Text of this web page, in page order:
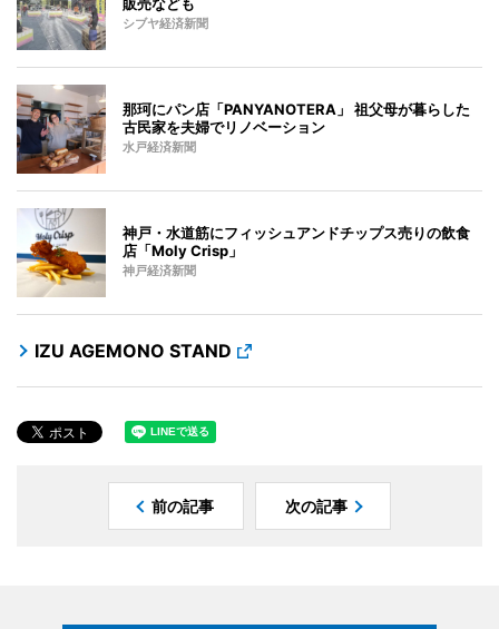
シブヤ経済新聞
那珂にパン店「PANYANOTERA」 祖父母が暮らした
古民家を夫婦でリノベーション
水戸経済新聞
神戸・水道筋にフィッシュアンドチップス売りの飲食
店「Moly Crisp」
神戸経済新聞
IZU AGEMONO STAND
前の記事 次の記事